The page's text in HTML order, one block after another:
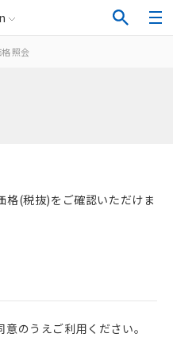
照会
格(税抜)をご確認いただけま
のうえご利用ください。